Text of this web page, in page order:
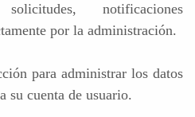
solicitudes, notificaciones
por la administración.
para administrar los datos
su cuenta de usuario.